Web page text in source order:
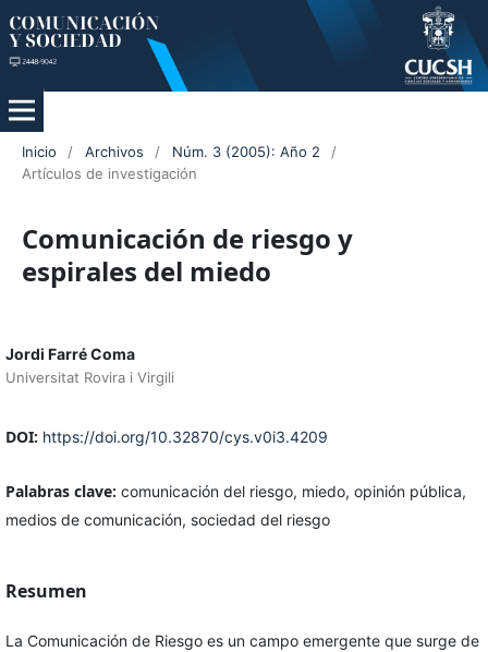
Inicio / Archivos / Núm. 3 (2005): Año 2
/
Artículos de investigación
Comunicación de riesgo y
espirales del miedo
Jordi Farré Coma
Universitat Rovira i Virgili
DOI: https://doi.org/10.32870/cys.v0i3.4209
Palabras clave: comunicación del riesgo, miedo, opinión pública,
medios de comunicación, sociedad del riesgo
Resumen
La Comunicación de Riesgo es un campo emergente que surge de